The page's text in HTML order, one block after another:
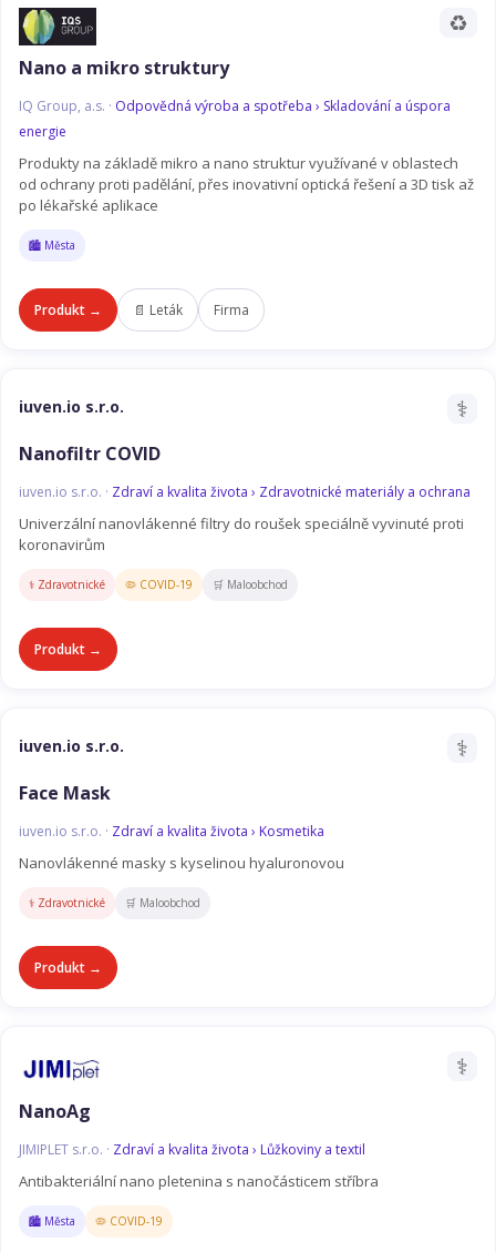
♻️
Nano a mikro struktury
IQ Group, a.s. · Odpovědná výroba a spotřeba › Skladování a úspora
energie
Produkty na základě mikro a nano struktur využívané v oblastech
od ochrany proti padělání, přes inovativní optická řešení a 3D tisk až
po lékařské aplikace
🏙️ Města
Produkt → 📄 Leták Firma
iuven.io s.r.o. ⚕️
Nanofiltr COVID
iuven.io s.r.o. · Zdraví a kvalita života › Zdravotnické materiály a ochrana
Univerzální nanovlákenné filtry do roušek speciálně vyvinuté proti
koronavirům
⚕️ Zdravotnické 🦠 COVID-19 🛒 Maloobchod
Produkt →
iuven.io s.r.o. ⚕️
Face Mask
iuven.io s.r.o. · Zdraví a kvalita života › Kosmetika
Nanovlákenné masky s kyselinou hyaluronovou
⚕️ Zdravotnické 🛒 Maloobchod
Produkt →
⚕️
NanoAg
JIMIPLET s.r.o. · Zdraví a kvalita života › Lůžkoviny a textil
Antibakteriální nano pletenina s nanočásticem stříbra
🏙️ Města 🦠 COVID-19